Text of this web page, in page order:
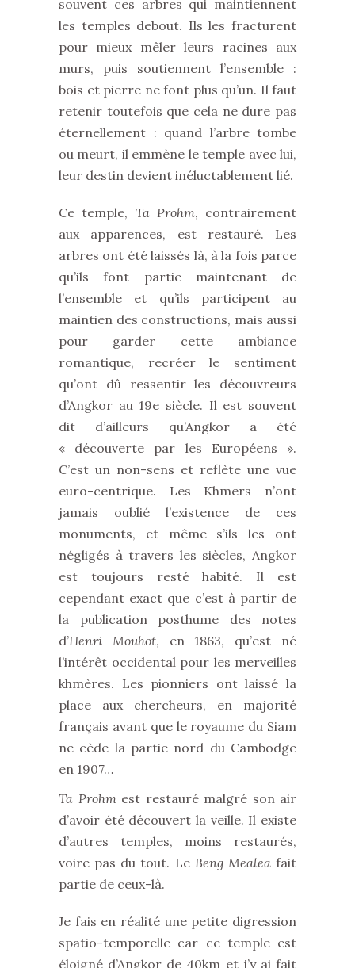
souvent ces arbres qui maintiennent
les temples debout. Ils les fracturent
pour mieux mêler leurs racines aux
murs, puis soutiennent l’ensemble :
bois et pierre ne font plus qu’un. Il faut
retenir toutefois que cela ne dure pas
éternellement : quand l’arbre tombe
ou meurt, il emmène le temple avec lui,
leur destin devient inéluctablement lié.
Ce temple, Ta Prohm, contrairement
aux apparences, est restauré. Les
arbres ont été laissés là, à la fois parce
qu’ils font partie maintenant de
l’ensemble et qu’ils participent au
maintien des constructions, mais aussi
pour garder cette ambiance
romantique, recréer le sentiment
qu’ont dû ressentir les découvreurs
d’Angkor au 19e siècle. Il est souvent
dit d’ailleurs qu’Angkor a été
« découverte par les Européens ».
C’est un non-sens et reflète une vue
euro-centrique. Les Khmers n’ont
jamais oublié l’existence de ces
monuments, et même s’ils les ont
négligés à travers les siècles, Angkor
est toujours resté habité. Il est
cependant exact que c’est à partir de
la publication posthume des notes
d’Henri Mouhot, en 1863, qu’est né
l’intérêt occidental pour les merveilles
khmères. Les pionniers ont laissé la
place aux chercheurs, en majorité
français avant que le royaume du Siam
ne cède la partie nord du Cambodge
en 1907…
Ta Prohmest restauré malgré son air
d’avoir été découvert la veille. Il existe
d’autres temples, moins restaurés,
voire pas du tout. Le Beng Mealeafait
partie de ceux-là.
Je fais en réalité une petite digression
spatio-temporelle car ce temple est
éloigné d’Angkor de 40km et j’y ai fait